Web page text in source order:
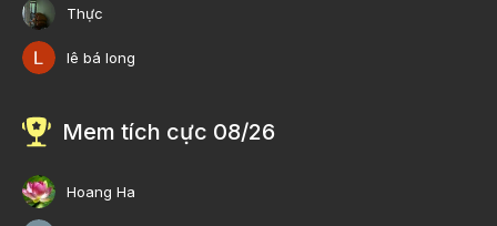
Thực
lê bá long
Mem tích cực 08/26
Hoang Ha